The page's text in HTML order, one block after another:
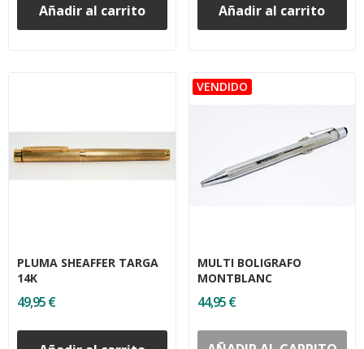
Añadir al carrito Añadir al carrito
PLUMA SHEAFFER TARGA
14K
49,95 €
MULTI BOLIGRAFO
MONTBLANC
44,95 €